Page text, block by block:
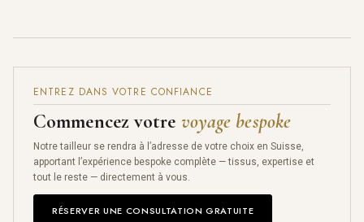
ENTREZ DANS VOTRE CONFIANCE
Commencez votre voyage bespoke
Notre tailleur se rendra à l’adresse de votre choix en Suisse,
apportant l’expérience bespoke complète — tissus, expertise et
tout le reste — directement à vous.
RÉSERVER UNE CONSULTATION GRATUITE